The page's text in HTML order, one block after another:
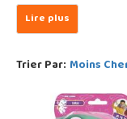
Trier Par: Moins